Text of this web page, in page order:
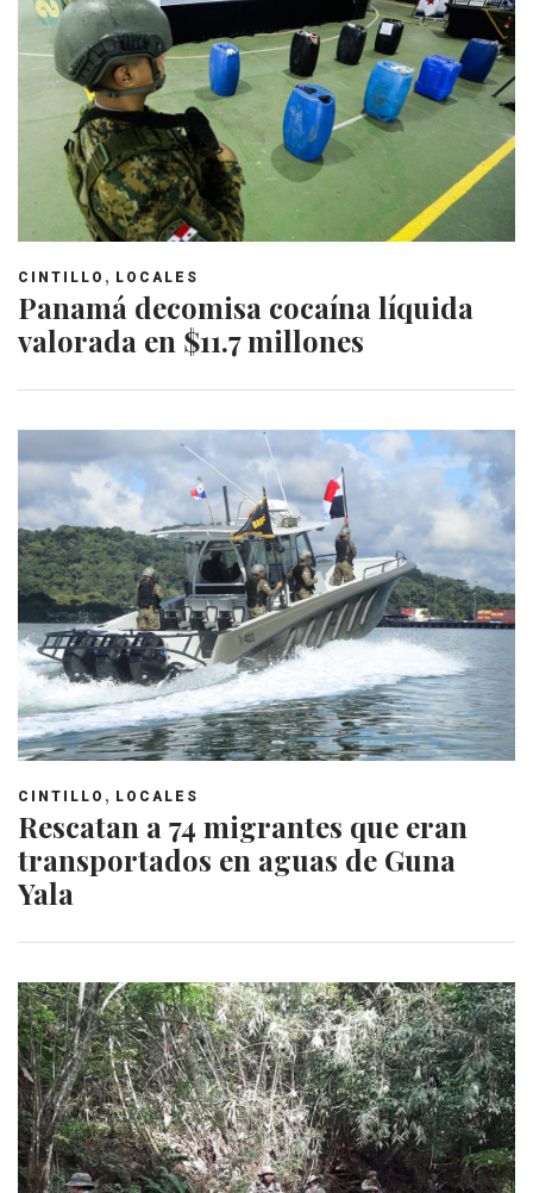
CINTILLO , LOCALES
Panamá decomisa cocaína líquida
valorada en $11.7 millones
CINTILLO , LOCALES
Rescatan a 74 migrantes que eran
transportados en aguas de Guna
Yala